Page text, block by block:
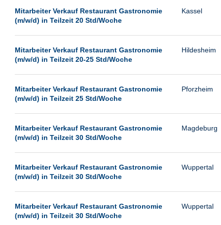
Heilbronn
Ingolstadt
Kassel
Laatzen
Leipzig
Leverkusen
Magdeburg
Mannheim
München
Mitarbeiter Verkauf Restaurant Gastronomie
(m/w/d) in Teilzeit 20 Std/Woche
Kassel
Mitarbeiter Verkauf Restaurant Gastronomie
(m/w/d) in Teilzeit 20-25 Std/Woche
Hildesheim
Mitarbeiter Verkauf Restaurant Gastronomie
(m/w/d) in Teilzeit 25 Std/Woche
Pforzheim
Mitarbeiter Verkauf Restaurant Gastronomie
(m/w/d) in Teilzeit 30 Std/Woche
Magdeburg
Mitarbeiter Verkauf Restaurant Gastronomie
(m/w/d) in Teilzeit 30 Std/Woche
Wuppertal
Mitarbeiter Verkauf Restaurant Gastronomie
(m/w/d) in Teilzeit 30 Std/Woche
Wuppertal